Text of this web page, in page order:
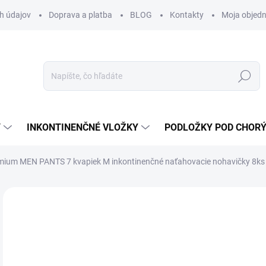
údajov Doprava a platba BLOG Kontakty Moja
Hľadať
INKONTINENČNÉ VLOŽKY PODLOŽKY POD
MEN PANTS 7 kvapiek M inkontinenčné naťahovacie nohavičky 8ks